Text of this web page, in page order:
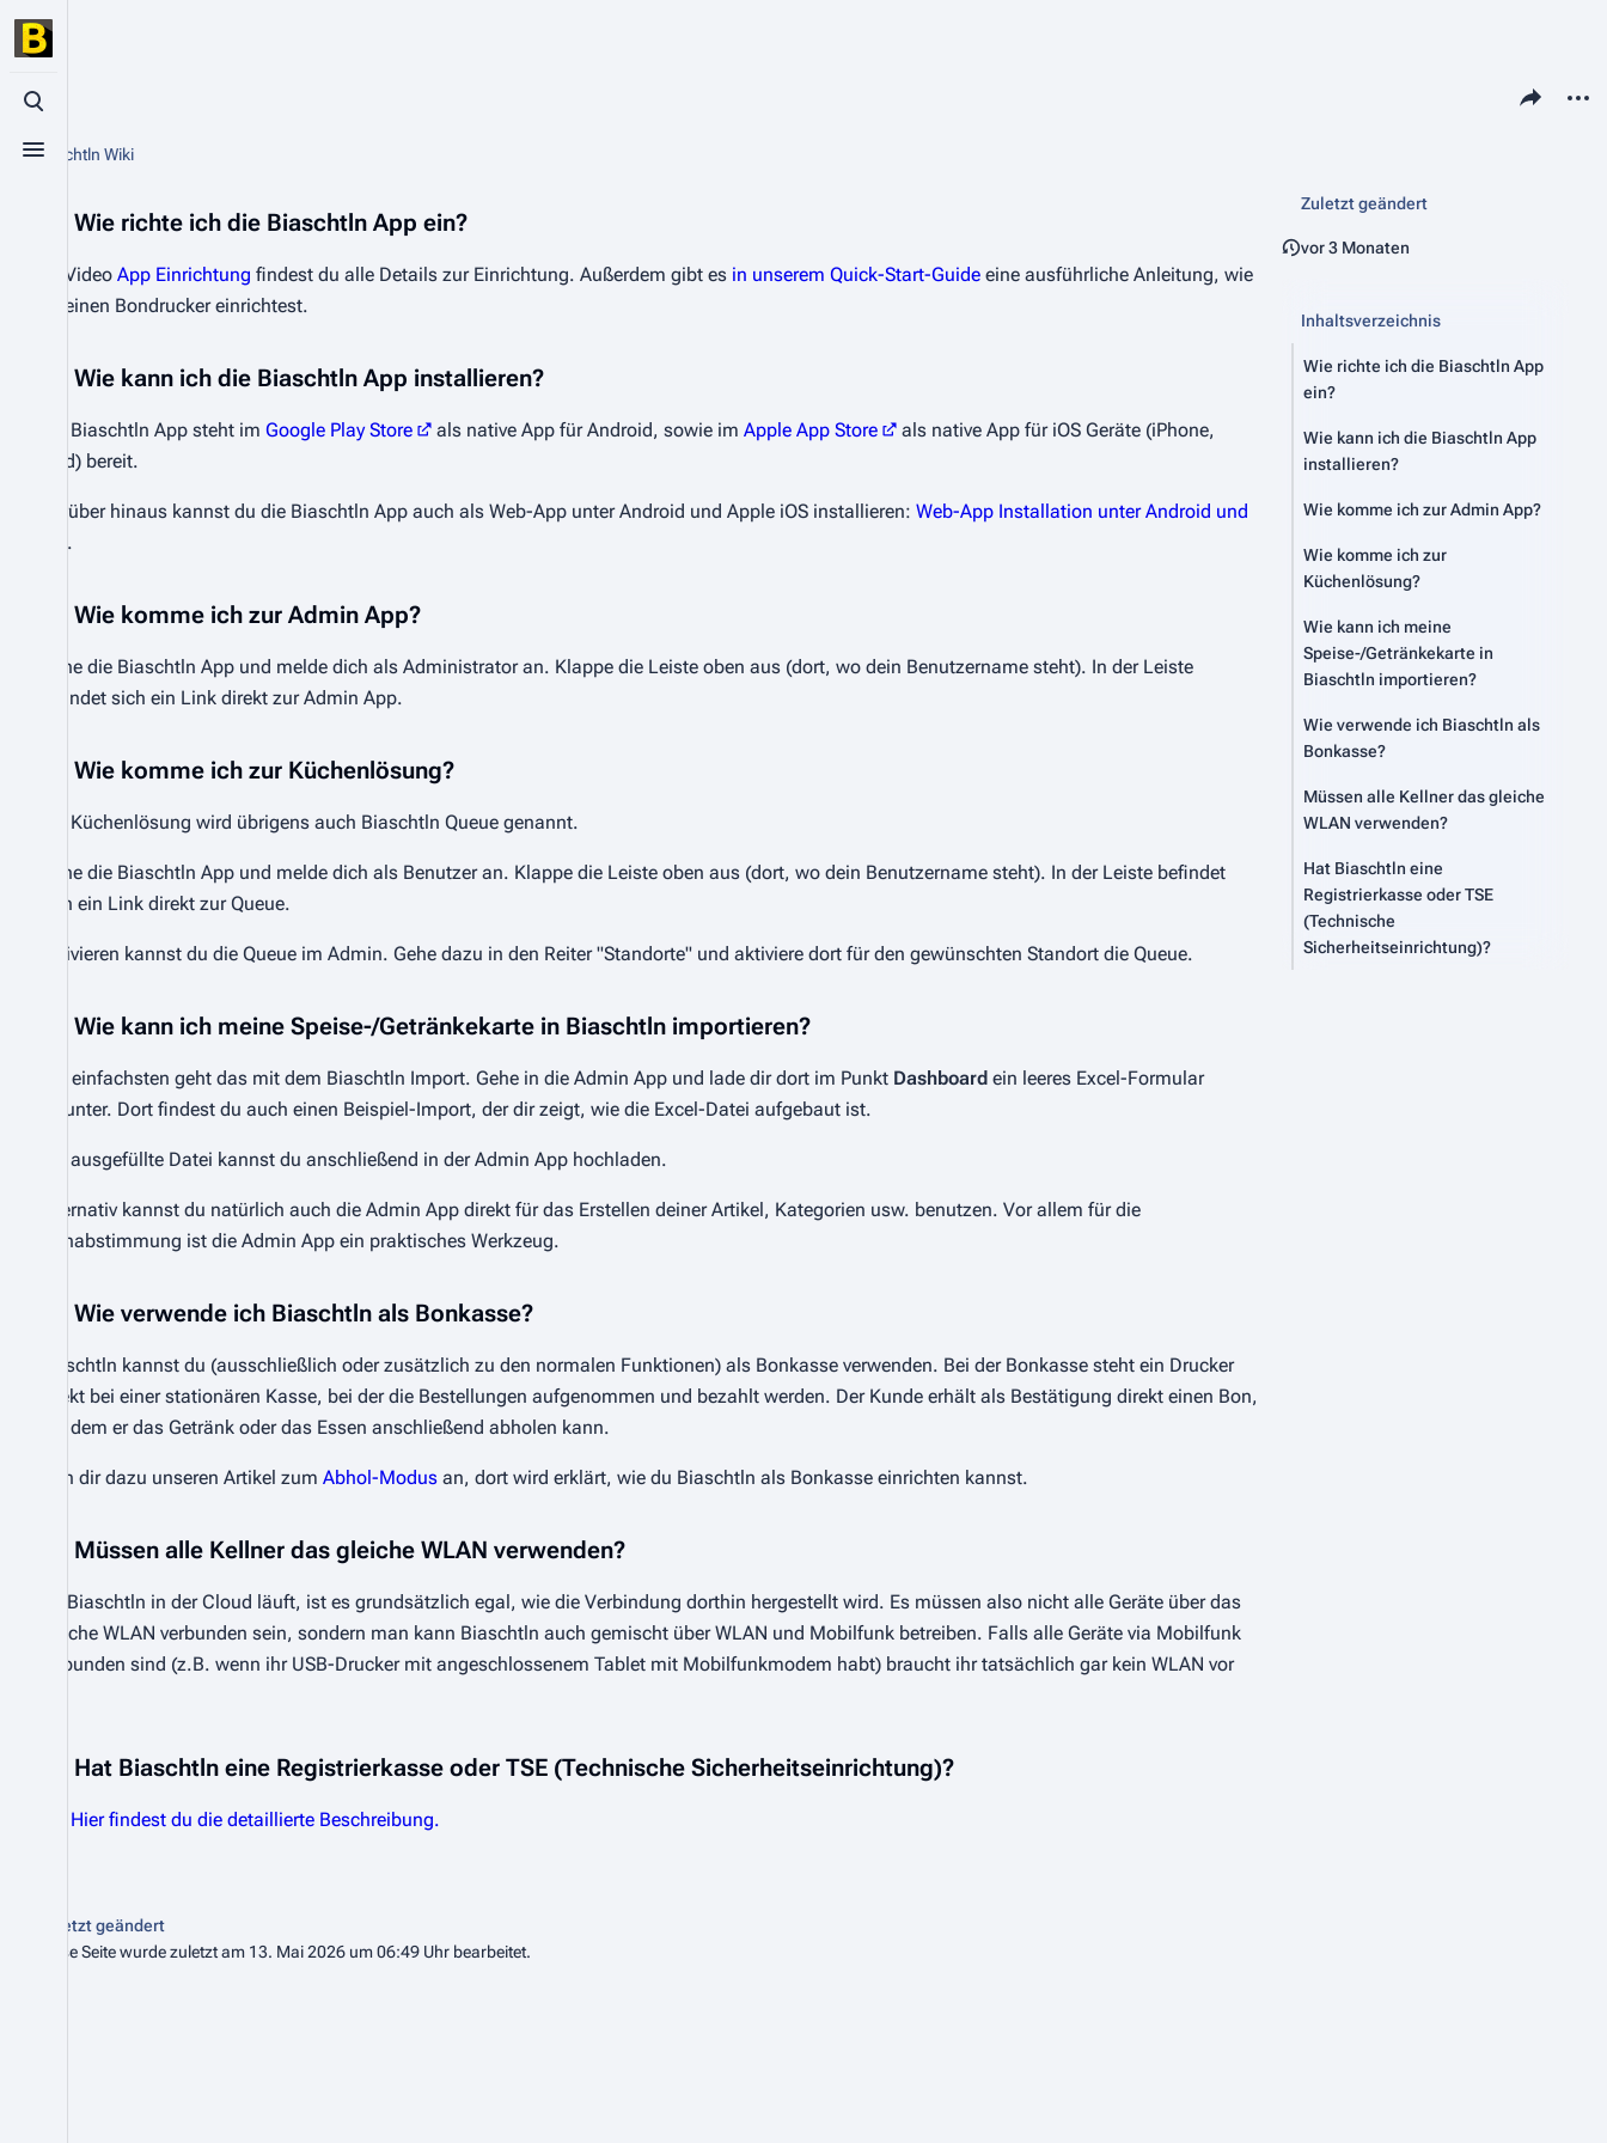
Suche aufrufen
Menü aufrufen
App
Aus Biaschtln Wiki
Diese Seite
Wie richte ich die Biaschtln App ein?
Im Video App Einrichtung findest du alle Details zur Einrichtung. Außerdem gibt es in unserem Quick-Start-Guide eine ausführliche Anleitung, wie
du einen Bondrucker einrichtest.
Wie kann ich die Biaschtln App installieren?
Die Biaschtln App steht im Google Play Store als native App für Android, sowie im Apple App Store
als native App für iOS Geräte (iPhone,
iPad) bereit.
Darüber hinaus kannst du die Biaschtln App auch als Web-App unter Android und Apple iOS installieren: Web-App Installation unter Android und
.
Wie komme ich zur Admin App?
Öffne die Biaschtln App und melde dich als Administrator an. Klappe die Leiste oben aus (dort, wo dein Benutzername steht). In der Leiste
befindet sich ein Link direkt zur Admin App.
Wie komme ich zur Küchenlösung?
Die Küchenlösung wird übrigens auch Biaschtln Queue genannt.
Öffne die Biaschtln App und melde dich als Benutzer an. Klappe die Leiste oben aus (dort, wo dein Benutzername steht). In der Leiste befindet
sich ein Link direkt zur Queue.
Aktivieren kannst du die Queue im Admin. Gehe dazu in den Reiter "Standorte" und aktiviere dort für den gewünschten Standort die Queue.
Wie kann ich meine Speise-/Getränkekarte in Biaschtln importieren?
Am einfachsten geht das mit dem Biaschtln Import. Gehe in die Admin App und lade dir dort im Punkt Dashboard ein leeres Excel-Formular
herunter. Dort findest du auch einen Beispiel-Import, der dir zeigt, wie die Excel-Datei aufgebaut ist.
Die ausgefüllte Datei kannst du anschließend in der Admin App hochladen.
Alternativ kannst du natürlich auch die Admin App direkt für das Erstellen deiner Artikel, Kategorien usw. benutzen. Vor allem für die
Feinabstimmung ist die Admin App ein praktisches Werkzeug.
Wie verwende ich Biaschtln als Bonkasse?
Biaschtln kannst du (ausschließlich oder zusätzlich zu den normalen Funktionen) als Bonkasse verwenden. Bei der Bonkasse steht ein Drucker
direkt bei einer stationären Kasse, bei der die Bestellungen aufgenommen und bezahlt werden. Der Kunde erhält als Bestätigung direkt einen Bon,
mit dem er das Getränk oder das Essen anschließend abholen kann.
Sieh dir dazu unseren Artikel zum Abhol-Modus an, dort wird erklärt, wie du Biaschtln als Bonkasse einrichten kannst.
Müssen alle Kellner das gleiche WLAN verwenden?
Da Biaschtln in der Cloud läuft, ist es grundsätzlich egal, wie die Verbindung dorthin hergestellt wird. Es müssen also nicht alle Geräte über das
gleiche WLAN verbunden sein, sondern man kann Biaschtln auch gemischt über WLAN und Mobilfunk betreiben. Falls alle Geräte via Mobilfunk
verbunden sind (z.B. wenn ihr USB-Drucker mit angeschlossenem Tablet mit Mobilfunkmodem habt) braucht ihr tatsächlich gar kein WLAN vor
Hat Biaschtln eine Registrierkasse oder TSE (Technische Sicherheitseinrichtung)?
Hier findest du die detaillierte Beschreibung.
Zuletzt geändert
vor 3 Monaten
Inhaltsverzeichnis
Wie richte ich die Biaschtln App
ein?
Wie kann ich die Biaschtln App
installieren?
Wie komme ich zur Admin App?
Wie komme ich zur
Küchenlösung?
Wie kann ich meine
Speise-/Getränkekarte in
Biaschtln importieren?
Wie verwende ich Biaschtln als
Bonkasse?
Müssen alle Kellner das gleiche
WLAN verwenden?
Hat Biaschtln eine
Registrierkasse oder TSE
(Technische
Sicherheitseinrichtung)?
Zuletzt geändert
Diese Seite wurde zuletzt am 13. Mai 2026 um 06:49 Uhr bearbeitet.